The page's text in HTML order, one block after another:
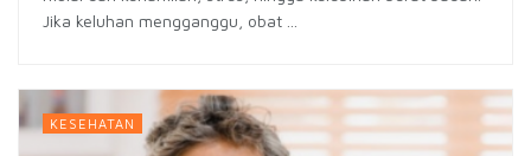
Jika keluhan mengganggu, obat ...
KESEHATAN